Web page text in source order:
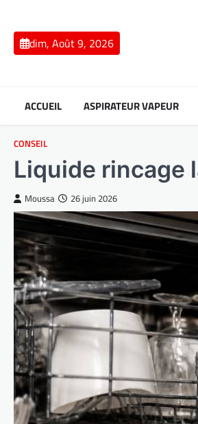
contentdim, Août 9, 2026
ACCUEIL ASPIRATEUR VAPEUR
CONSEIL
Liquide rincage
Moussa 26 juin 2026